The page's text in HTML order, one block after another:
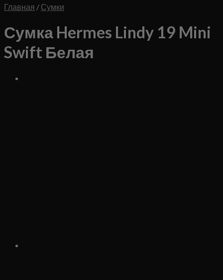
Главная / Сумки
Сумка Hermes Lindy 19 Mini
Swift Белая